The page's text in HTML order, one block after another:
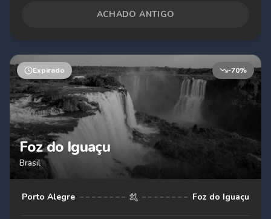
ACHADO ANTIGO
Expirado -70%
Foz do Iguaçu
Brasil
Porto Alegre Foz do Iguaçu